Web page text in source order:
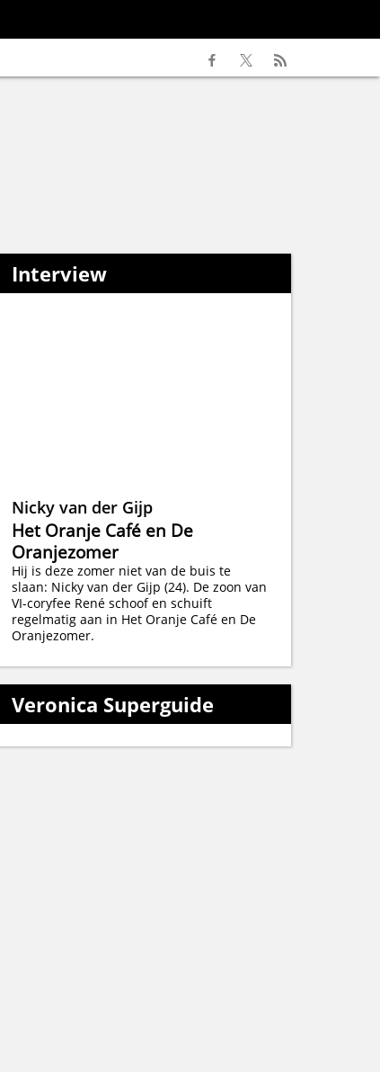
Interview
Nicky van der Gijp
Het Oranje Café en De
Oranjezomer
Hij is deze zomer niet van de buis te
slaan: Nicky van der Gijp (24). De zoon van
VI-coryfee René schoof en schuift
regelmatig aan in Het Oranje Café en De
Oranjezomer.
Veronica Superguide